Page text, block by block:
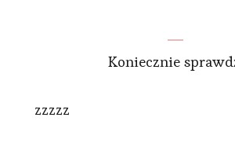
Koniecznie
zzzzz